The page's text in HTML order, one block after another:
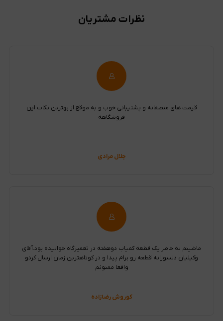
نظرات مشتریان
قیمت های منصفانه و پشتیبانی خوب و به موقع از بهترین نکات این
فروشگاهه
جلال مرادی
ماشینم به خاطر یک قطعه کمیاب دوهفته در تعمیرگاه خوابیده بود.آقای
وکیلیان دلسوزانه قطعه رو برام پیدا و در کوتاهترین زمان ارسال کردو
واقعا ممنونم
کوروش رضازاده